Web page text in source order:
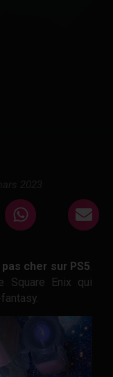
cher sur PS5
Square Enix qui